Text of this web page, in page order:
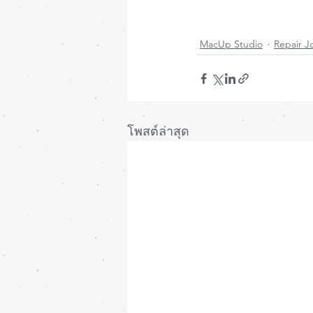
MacUp Studio Repair
โพสต์ล่าสุด